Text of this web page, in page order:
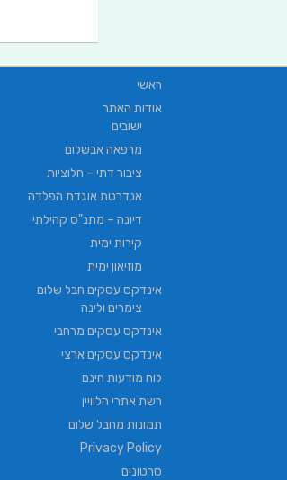
עילאי מיזוג אוויר | טכנאי
ראשי
אודות האתר
ישובים
מרפאה אבשלום
ציבור דתי – חלוציות
אנדרטת אוגדת הפלדה
דיונה – מתנ"ס קהילתי
קירות ימית
מוזיאון ימית
אינדקס עסקים חבל שלום
צימרים ולינה
אינדקס עסקים מרחבי
אינדקס עסקים ארצי
לוח מודעות חינם
רשת אתרי הלוויין
תמונות מחבל שלום
Privacy Policy
סרטונים